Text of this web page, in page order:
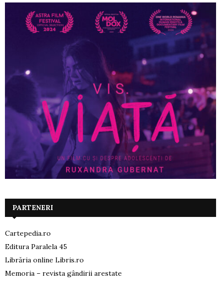
PARTENERI
Cartepedia.ro
Editura Paralela 45
Librăria online Libris.ro
Memoria – revista gândirii arestate